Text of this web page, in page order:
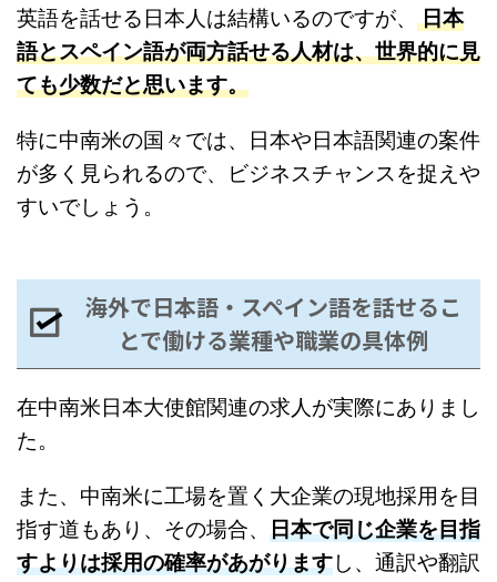
英語を話せる日本人は結構いるのですが、 日本
語とスペイン語が両方話せる人材は、世界的に見
ても少数だと思います。
特に中南米の国々では、日本や日本語関連の案件
が多く見られるので、ビジネスチャンスを捉えや
すいでしょう。
海外で日本語・スペイン語を話せるこ
とで働ける業種や職業の具体例
在中南米日本大使館関連の求人が実際にありまし
た。
また、中南米に工場を置く大企業の現地採用を目
指す道もあり、その場合、 日本で同じ企業を目指
すよりは採用の確率があがりますし、通訳や翻訳